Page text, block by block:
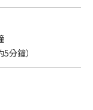
分鐘）